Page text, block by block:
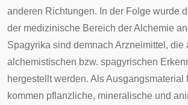
anderen Richtungen. In der Folge wurde
der medizinische Bereich der Alchemie
Spagyrika sind demnach Arzneimittel, die
alchemistischen bzw. spagyrischen
hergestellt werden. Als Ausgangsmaterial
kommen pflanzliche, mineralische und